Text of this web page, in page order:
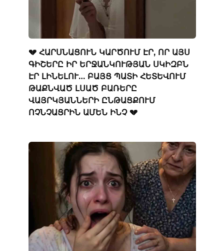
💔 ՀԱՐՍՆԱՑՈՒՆ ԿԱՐԾՈՒՄ ԷՐ, ՈՐ ԱՅՍ
ԳԻՇԵՐԸ ԻՐ ԵՐՋԱՆԿՈՒԹՅԱՆ ՍԿԻԶԲՆ
ԷՐ ԼԻՆԵԼՈՒ… ԲԱՅՑ ՊԱՏԻ ՀԵՏԵՎՈՒՄ
ԹԱՔՆՎԱԾ ԼՍԱԾ ԲԱՌԵՐԸ
ՎԱՅՐԿՅԱՆՆԵՐԻ ԸՆԹԱՑՔՈՒՄ
ՈՉՆՉԱՑՐԻՆ ԱՄԵՆ ԻՆՉ 💔